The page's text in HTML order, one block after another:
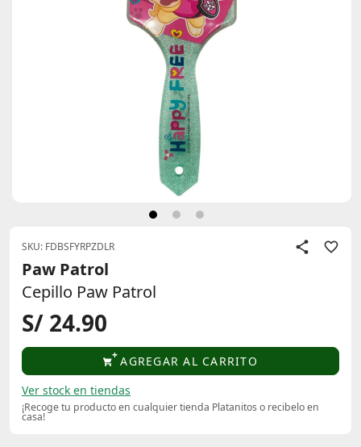
SKU: FDBSFYRPZDLR
Paw Patrol
Cepillo Paw Patrol
S/ 24.90
AGREGAR AL CARRITO
Ver stock en tiendas
¡Recoge tu producto en cualquier tienda Platanitos o recibelo en
casa!